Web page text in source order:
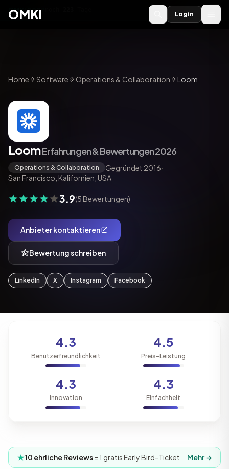
OMKI 2027
OMKI Login
Home Software Operations & Collaboration Loom
LoomErfahrungen & Bewertungen 2026
Operations & Collaboration Gegründet 2016·
San Francisco, Kalifornien, USA
3.9(5 Bewertungen)
Anbieter kontaktieren
Bewertung schreiben
LinkedIn X Instagram Facebook
4.3
Benutzerfreundlichkeit
4.5
Preis-Leistung
4.3
Innovation
4.3
Einfachheit
10 ehrliche Reviews= 1 gratis Early Bird-Ticket Mehr →